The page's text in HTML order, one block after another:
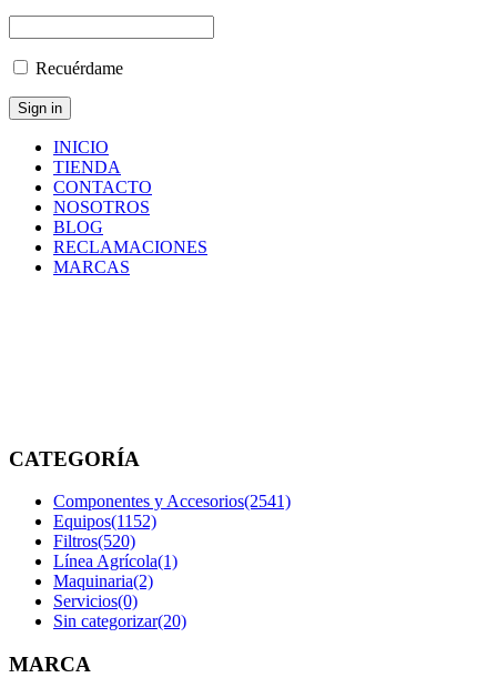
Recuérdame
INICIO
TIENDA
CONTACTO
NOSOTROS
BLOG
RECLAMACIONES
MARCAS
CATEGORÍA
Componentes y Accesorios(2541)
Equipos(1152)
Filtros(520)
Línea Agrícola(1)
Maquinaria(2)
Servicios(0)
Sin categorizar(20)
MARCA